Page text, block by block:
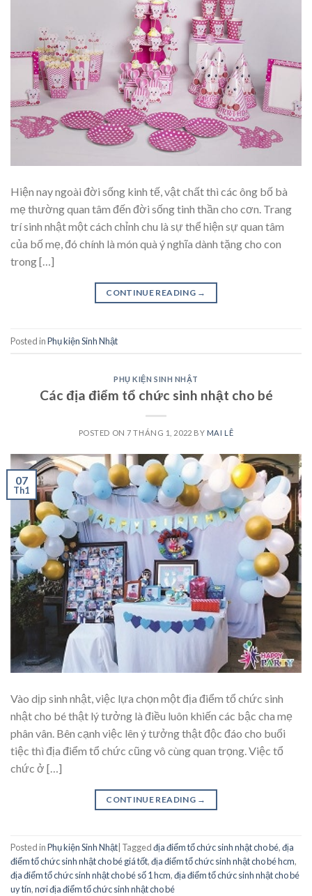
Hiện nay ngoài đời sống kinh tế, vật chất thì các ông bố bà
mẹ thường quan tâm đến đời sống tinh thần cho cơn. Trang
trí sinh nhật một cách chỉnh chu là sự thể hiện sự quan tâm
của bố mẹ, đó chính là món quà ý nghĩa dành tặng cho con
trong […]
CONTINUE READING →
Posted inPhụ kiện Sinh Nhật
PHỤ KIỆN SINH NHẬT
Các địa điểm tổ chức sinh nhật cho bé
POSTED ON7 THÁNG 1, 2022 BY MAI LÊ
07
Th1
Vào dịp sinh nhật, việc lựa chọn một địa điểm tổ chức sinh
nhật cho bé thật lý tưởng là điều luôn khiến các bậc cha mẹ
phân vân. Bên cạnh việc lên ý tưởng thật độc đáo cho buổi
tiệc thì địa điểm tổ chức cũng vô cùng quan trọng. Việc tổ
chức ở […]
CONTINUE READING →
Posted inPhụ kiện Sinh Nhật Taggedđịa điểm tổ chức sinh nhật cho bé,địa
điểm tổ chức sinh nhật cho bé giá tốt,địa điểm tổ chức sinh nhật cho bé hcm,
địa điểm tổ chức sinh nhật cho bé số 1 hcm,địa điểm tổ chức sinh nhật cho bé
uy tín,nơi địa điểm tổ chức sinh nhật cho bé